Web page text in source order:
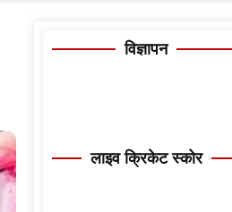
विज्ञापन
लाइव क्रिकेट स्कोर